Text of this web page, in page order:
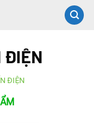
ĐIỆN
ĐIỆN